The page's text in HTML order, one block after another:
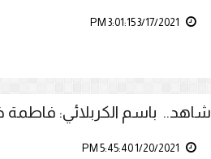
شاهد.. باسم الكربلائي: